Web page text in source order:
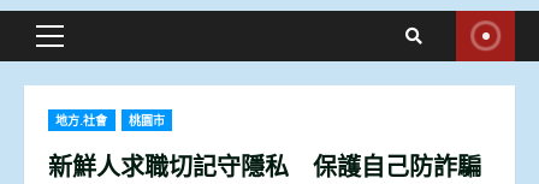
Primary
地方.社會 桃園市
新鮮人求職切記守隱私 保護自己防詐騙